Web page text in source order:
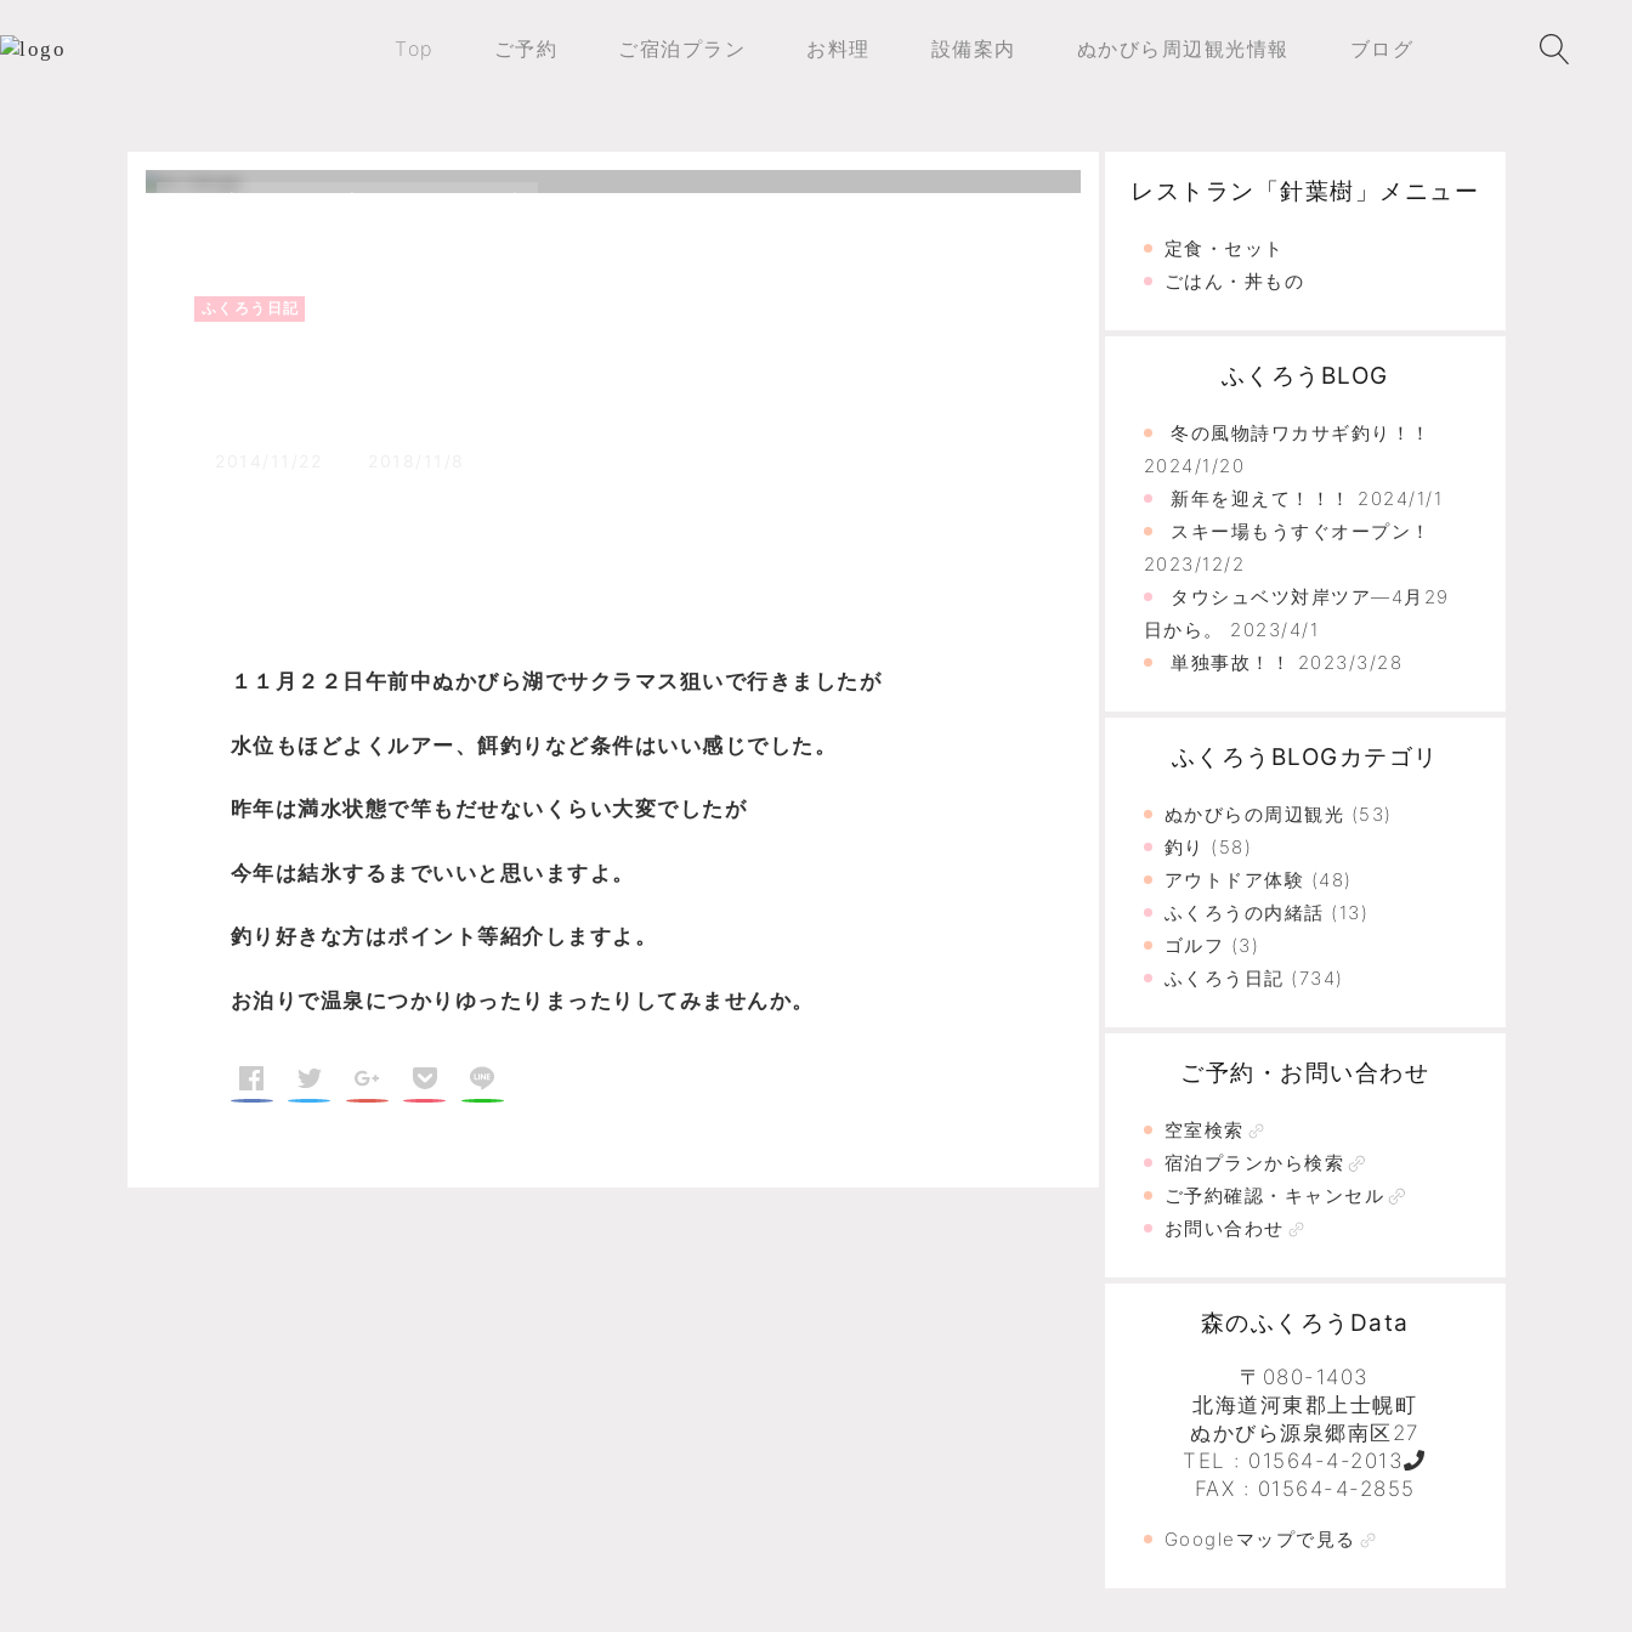
Top ご予約 ご宿泊プラン お料理 設備案内 ぬかびら周辺観光情報 ブログ
Top 森のふくろうブログ ふくろう日記
ふくろう日記
１１月２２日午前中ぬかびら湖でサクラマス狙いで行きましたが
水位もほどよくルアー、餌釣りなど条件はいい感じでした。
昨年は満水状態で竿もだせないくらい大変でしたが
今年は結氷するまでいいと思いますよ。
釣り好きな方はポイント等紹介しますよ。
お泊りで温泉につかりゆったりまったりしてみませんか。
レストラン「針葉樹」メニュー
定食・セット
ごはん・丼もの
ふくろうBLOG
冬の風物詩ワカサギ釣り！！
2024/1/20
新年を迎えて！！！
2024/1/1
スキー場もうすぐオープン！
2023/12/2
タウシュベツ対岸ツア―4月29
日から。
2023/4/1
単独事故！！
2023/3/28
ふくろうBLOGカテゴリ
ぬかびらの周辺観光 (53)
釣り (58)
アウトドア体験 (48)
ふくろうの内緒話 (13)
ゴルフ (3)
ふくろう日記 (734)
ご予約・お問い合わせ
空室検索
宿泊プランから検索
ご予約確認・キャンセル
お問い合わせ
森のふくろうData
〒080-1403
北海道河東郡上士幌町
ぬかびら源泉郷南区27
TEL : 01564-4-2013
FAX : 01564-4-2855
Googleマップで見る